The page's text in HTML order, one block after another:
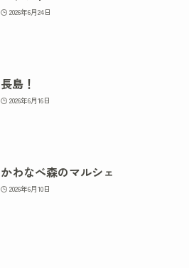
2026年6月24日
長島！
2026年6月16日
かわなべ森のマルシェ
2026年6月10日